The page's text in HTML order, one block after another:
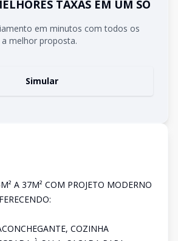
TAXAS EM UM SÓ
em minutos com todos os
melhor proposta.
Simular
A 37M² COM PROJETO MODERNO
COZINHA